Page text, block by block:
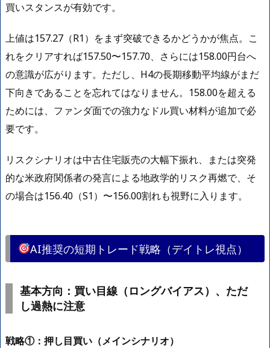
買いスタンスが有効です。
上値は157.27（R1）をまず突破できるかどうかが焦点。こ
れをクリアすれば157.50〜157.70、さらには158.00円台へ
の意識が広がります。ただし、H4の長期移動平均線がまだ
下向きであることを忘れてはなりません。158.00を超える
ためには、ファンダ面での強力なドル買い材料が追加で必
要です。
リスクシナリオは中古住宅販売の大幅下振れ、または突発
的な米政府関係者の発言による地政学的リスク再燃で、そ
の場合は156.40（S1）〜156.00割れも視野に入ります。
AI推奨の短期トレード戦略（デイトレ視点）
基本方向：買い目線（ロングバイアス）、ただ
し過熱に注意
戦略①：押し目買い（メインシナリオ）